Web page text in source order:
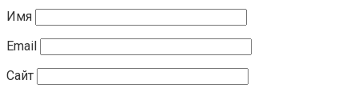
Имя
Email
Сайт